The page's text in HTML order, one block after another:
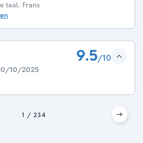
taal: Frans
9.5/10
10/2025
1 23 4